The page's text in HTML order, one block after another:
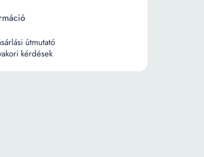
útmutató
kérdések